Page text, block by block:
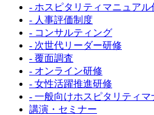
- ホスピタリティマニュアル
- 人事評価制度
- コンサルティング
- 次世代リーダー研修
- 覆面調査
- オンライン研修
- 女性活躍推進研修
- 一般向けホスピタリティマ
講演・セミナー